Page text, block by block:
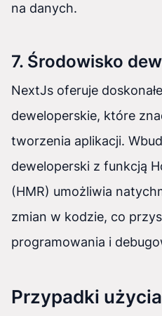
na danych.
7. Środowisko
NextJs oferuje
deweloperskie, które
tworzenia aplikacji.
deweloperski z funkcją
(HMR) umożliwia
zmian w kodzie, co
programowania i
Przypadki użycia